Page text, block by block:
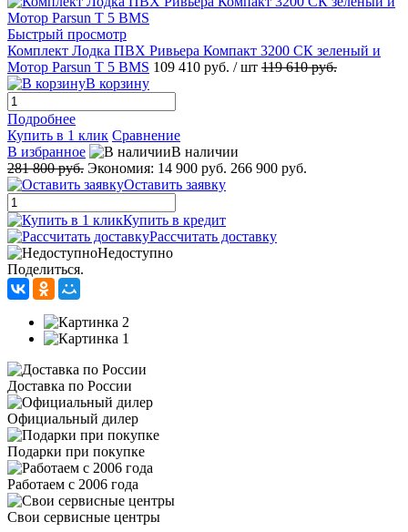
Быстрый просмотр
Комплект Лодка ПВХ Ривьера Компакт 3200 СК зеленый и
Мотор Parsun T 5 BMS 109 410 руб. / шт 119 610 руб.
В корзину
Подробнее
Купить в 1 клик Сравнение
В избранное
В наличии
281 800 руб. Экономия: 14 900 руб. 266 900 руб.
Оставить заявку
Купить в кредит
Рассчитать доставку
Недоступно
Поделиться.
Доставка по России
Официальный дилер
Подарки при покупке
Работаем с 2006 года
Свои сервисные центры